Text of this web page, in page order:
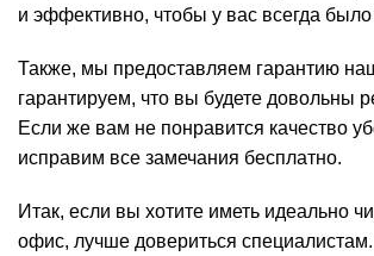
и эффективно, чтобы у вас всегда было
Также, мы предоставляем гарантию
гарантируем, что вы будете довольны
Если же вам не понравится качество
исправим все замечания бесплатно.
Итак, если вы хотите иметь идеально
офис, лучше довериться